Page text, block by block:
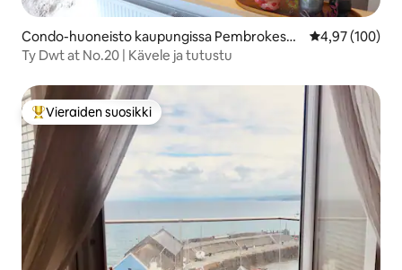
Condo-huoneisto kaupungissa Pembrokeshir
e
4,97 (100)
Ty Dwt at No.20 | Kävele ja tutustu
Vieraiden suosikkien parhaimmistoa
Vieraiden suosikki